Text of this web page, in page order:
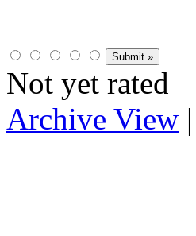
Not yet rated
Archive View